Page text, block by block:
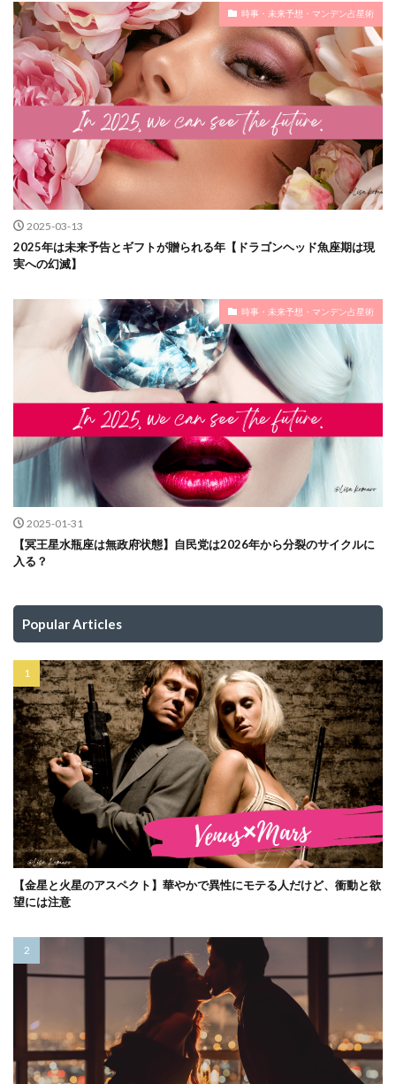
時事・未来予想・マンデン占星術
2025-03-13
2025年は未来予告とギフトが贈られる年【ドラゴンヘッド魚座期は現
実への幻滅】
時事・未来予想・マンデン占星術
2025-01-31
【冥王星水瓶座は無政府状態】自民党は2026年から分裂のサイクルに
入る？
Popular Articles
【金星と火星のアスペクト】華やかで異性にモテる人だけど、衝動と欲
望には注意